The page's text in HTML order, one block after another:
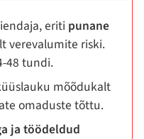
eriti punane
verevalumite riski.
48 tundi.
mõõdukalt
omaduste tõttu.
ja töödeldud